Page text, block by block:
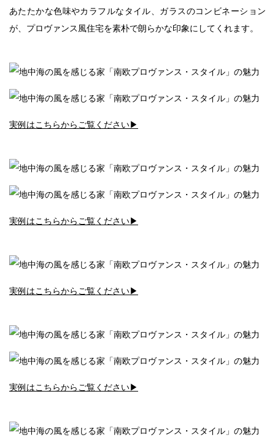
あたたかな色味やカラフルなタイル、ガラスのコンビネーション
が、プロヴァンス風住宅を素朴で朗らかな印象にしてくれます。
実例はこちらからご覧ください▶︎
実例はこちらからご覧ください▶︎
実例はこちらからご覧ください▶︎
実例はこちらからご覧ください▶︎